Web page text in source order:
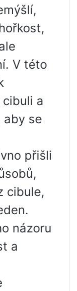
V této
a
se
přišli
cibule,
názoru
a